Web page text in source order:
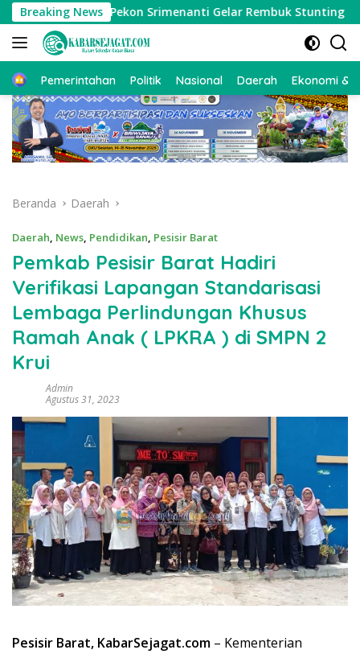
Langsung
ke
konten
Breaking News
Pekon Srimenanti Gelar Rembuk Stunting Perkuat
Beranda
Pemerintahan Politik Nasional Daerah Ekonomi &
Beranda Daerah
Daerah News Pendidikan Pesisir Barat
Pemkab Pesisir Barat Hadiri
Verifikasi Lapangan Standarisasi
Lembaga Perlindungan Khusus
Ramah Anak ( LPKRA ) di SMPN 2
Krui
Admin
Agustus 31, 2023
Pesisir Barat, KabarSejagat.com – Kementerian